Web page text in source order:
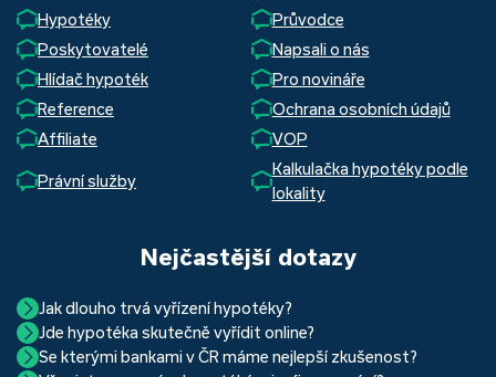
Hypotéky
Průvodce
Poskytovatelé
Napsali o nás
Hlídač hypoték
Pro novináře
Reference
Ochrana osobních údajů
Affiliate
VOP
Právní služby
Kalkulačka hypotéky podle
lokality
Nejčastější dotazy
Jak dlouho trvá vyřízení hypotéky?
Hypotéka se dá zvládnout za měsíc i za tři. Nejčastěji její
uzavření trvá okolo 2 měsíců. Důvodem je především
Jde hypotéka skutečně vyřídit online?
Ano, skutečně jde. Díky moderním technologiím, které
Se kterými bankami v ČR máme nejlepší zkušenost?